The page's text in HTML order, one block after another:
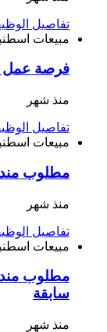
تفاصيل
مبيعات
فرصة عمل
منذ شهر
تفاصيل
مبيعات
مطلوب
منذ شهر
تفاصيل
مبيعات
مطلوب
سابقة
منذ شهر